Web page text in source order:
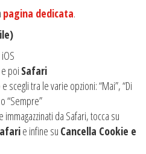
pagina dedicata.
e poi Safari
e scegli tra le varie opzioni: “Mai”, “Di
“Sempre”
da Safari, tocca su
e infine su Cancella Cookie e